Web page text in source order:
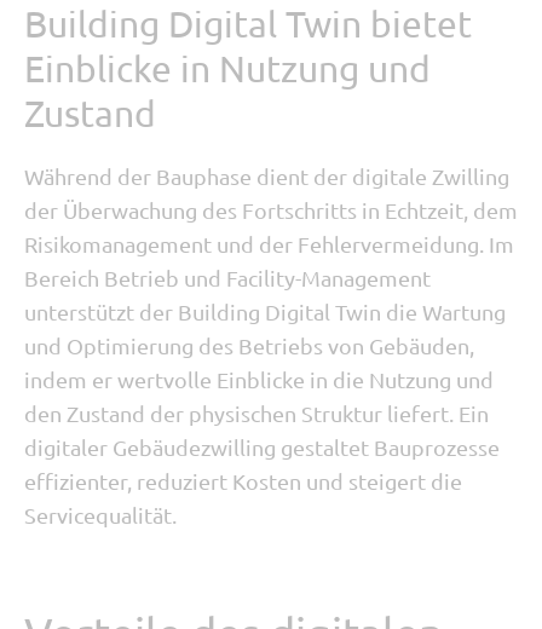
Building Digital Twin bietet
Einblicke in Nutzung und
Zustand
Während der Bauphase dient der digitale Zwilling
der Überwachung des Fortschritts in Echtzeit, dem
Risikomanagement und der Fehlervermeidung. Im
Bereich Betrieb und Facility-Management
unterstützt der Building Digital Twin die Wartung
und Optimierung des Betriebs von Gebäuden,
indem er wertvolle Einblicke in die Nutzung und
den Zustand der physischen Struktur liefert. Ein
digitaler Gebäudezwilling gestaltet Bauprozesse
effizienter, reduziert Kosten und steigert die
Servicequalität.